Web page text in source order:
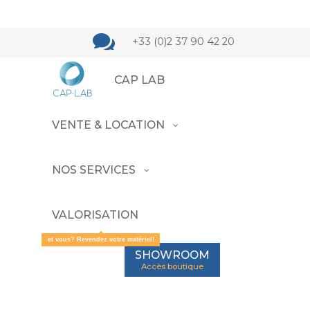
 +33 (0)2 37 90 42 20
CAP LAB
VENTE & LOCATION
NOS SERVICES
VALORISATION
et vous? Revendez votre matériel!
SHOWROOM
Accès boutique
du
au
AGITATEUR MAGNÉTIQUE
CHAUFFANT IKA RCT BASIC